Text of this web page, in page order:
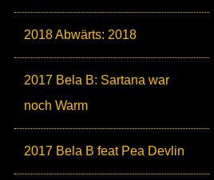
2018 Abwärts: 2018
2017 Bela B: Sartana war
noch Warm
2017 Bela B feat Pea Devlin